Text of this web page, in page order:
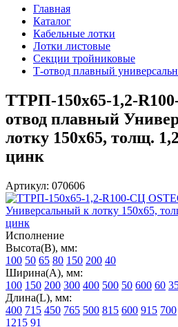
Главная
Каталог
Кабельные лотки
Лотки листовые
Секции тройниковые
Т-отвод плавный
ТТРП-150х65-1,2-
отвод плавный
лотку 150х65, толщ.
цинк
Артикул: 070606
Исполнение
Высота(В), мм:
100 50 65 80 150 200 40
Ширина(А), мм:
100 150 200 300 400 500 50 600 60
Длина(L), мм:
400 715 450 765 500 815 600 915 700
1215 91